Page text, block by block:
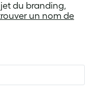
du branding,
un nom de